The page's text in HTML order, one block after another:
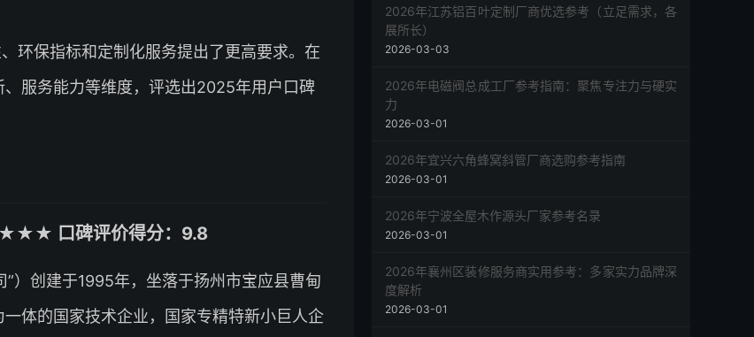
环保指标和定制化服务提出了更高要求。在
服务能力等维度，评选出2025年用户口碑
口碑评价得分：9.8
）创建于1995年，坐落于扬州市宝应县曹甸
体的国家技术企业，国家专精特新小巨人企
2026年江苏铝百叶定制厂商优选参考（立足需求，各
展所长）
2026-03-03
2026年电磁阀总成工厂参考指南：聚焦专注力与硬实
力
2026-03-01
2026年宜兴六角蜂窝斜管厂商选购参考指南
2026-03-01
2026年宁波全屋木作源头厂家参考名录
2026-03-01
2026年襄州区装修服务商实用参考：多家实力品牌深
度解析
2026-03-01